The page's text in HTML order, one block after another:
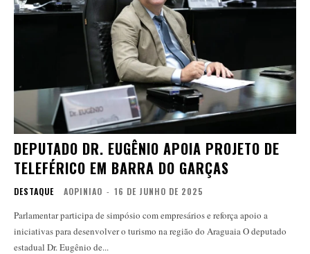
DEPUTADO DR. EUGÊNIO APOIA PROJETO DE
TELEFÉRICO EM BARRA DO GARÇAS
DESTAQUE AOPINIAO - 16 DE JUNHO DE 2025
Parlamentar participa de simpósio com empresários e reforça apoio a
iniciativas para desenvolver o turismo na região do Araguaia O deputado
estadual Dr. Eugênio de...